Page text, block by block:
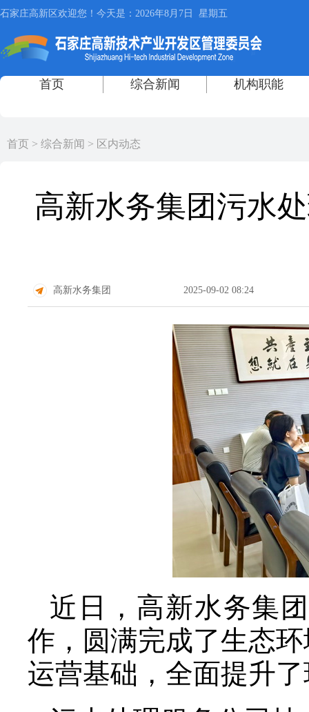
首页 > 综合新闻 > 区内动态
高新水务集团污水
高新水务集团 2025-09-02 08:24
近日，高新水务集
作，圆满完成了生态
运营基础，全面提升